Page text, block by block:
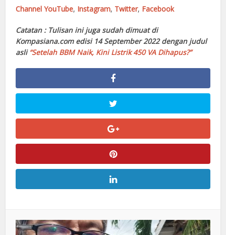
Channel YouTube, Instagram, Twitter, Facebook
Catatan : Tulisan ini juga sudah dimuat di
Kompasiana.com edisi 14 September 2022 dengan judul
asli “Setelah BBM Naik, Kini Listrik 450 VA Dihapus?”